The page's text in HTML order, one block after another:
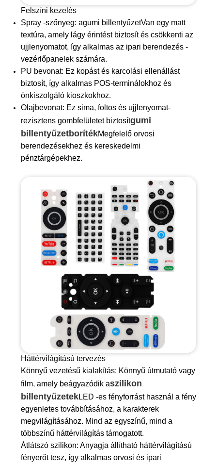
Felszíni kezelés
Spray -szőnyeg: agumi billentyűzetVan egy matt
textúra, amely lágy érintést biztosít és csökkenti az
ujjlenyomatot, így alkalmas az ipari berendezés -
vezérlőpanelek számára.
PU bevonat: Ez kopást és karcolási ellenállást
biztosít, így alkalmas POS-terminálokhoz és
önkiszolgáló kioszkokhoz.
Olajbevonat: Ez sima, foltos és ujjlenyomat-
rezisztens gombfelületet biztosítgumi
billentyűzetborítékMegfelelő orvosi
berendezésekhez és kereskedelmi
pénztárgépekhez.
Háttérvilágítású tervezés
Könnyű vezetésű kialakítás: Könnyű útmutató vagy
film, amely beágyazódik aszilikon
billentyűzetekLED -es fényforrást használ a fény
egyenletes továbbításához, a karakterek
megvilágításához. Mind az egyszínű, mind a
többszínű háttérvilágítás támogatott.
Átlátszó szilikon: Anyagja állítható háttérvilágítású
fényerőt tesz, így alkalmas orvosi és ipari